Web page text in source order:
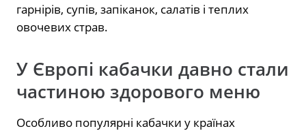
гарнірів, супів, запіканок, салатів і теплих
овочевих страв.
У Європі кабачки давно стали
частиною здорового меню
Особливо популярні кабачки у країнах